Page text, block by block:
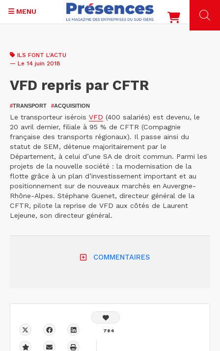
contenu
MENU
ILS FONT L'ACTU
— Le 14 juin 2018
VFD repris par CFTR
#TRANSPORT #ACQUISITION
Le transporteur isérois VFD (400 salariés) est devenu, le
20 avril dernier, filiale à 95 % de CFTR (Compagnie
française des transports régionaux). Il passe ainsi du
statut de SEM, détenue majoritairement par le
Département, à celui d’une SA de droit commun. Parmi les
projets de la nouvelle société : la modernisation de la
flotte grâce à un plan d’investissement important et au
positionnement sur de nouveaux marchés en Auvergne-
Rhône-Alpes. Stéphane Guenet, directeur général de la
CFTR, pilote la reprise de VFD aux côtés de Laurent
Lejeune, son directeur général.
COMMENTAIRES
784